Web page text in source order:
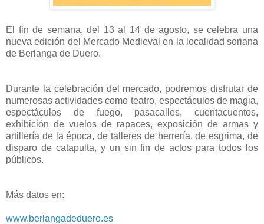
El fin de semana, del 13 al 14 de agosto, se celebra una
nueva edición del Mercado Medieval en la localidad soriana
de Berlanga de Duero.
Durante la celebración del mercado, podremos disfrutar de
numerosas actividades como teatro, espectáculos de magia,
espectáculos de fuego, pasacalles, cuentacuentos,
exhibición de vuelos de rapaces, exposición de armas y
artillería de la época, de talleres de herrería, de esgrima, de
disparo de catapulta, y un sin fin de actos para todos los
públicos.
Más datos en:
www.berlangadeduero.es